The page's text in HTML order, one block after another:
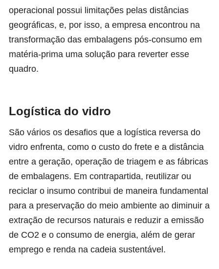
operacional possui limitações pelas distâncias
geográficas, e, por isso, a empresa encontrou na
transformação das embalagens pós-consumo em
matéria-prima uma solução para reverter esse
quadro.
Logística do vidro
São vários os desafios que a logística reversa do
vidro enfrenta, como o custo do frete e a distância
entre a geração, operação de triagem e as fábricas
de embalagens. Em contrapartida, reutilizar ou
reciclar o insumo contribui de maneira fundamental
para a preservação do meio ambiente ao diminuir a
extração de recursos naturais e reduzir a emissão
de CO2 e o consumo de energia, além de gerar
emprego e renda na cadeia sustentável.